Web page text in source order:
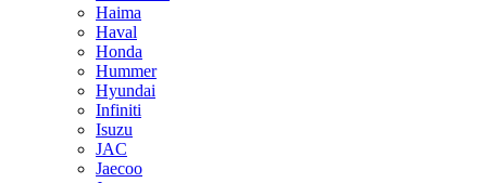
Haima
Haval
Honda
Hummer
Hyundai
Infiniti
Isuzu
JAC
Jaecoo